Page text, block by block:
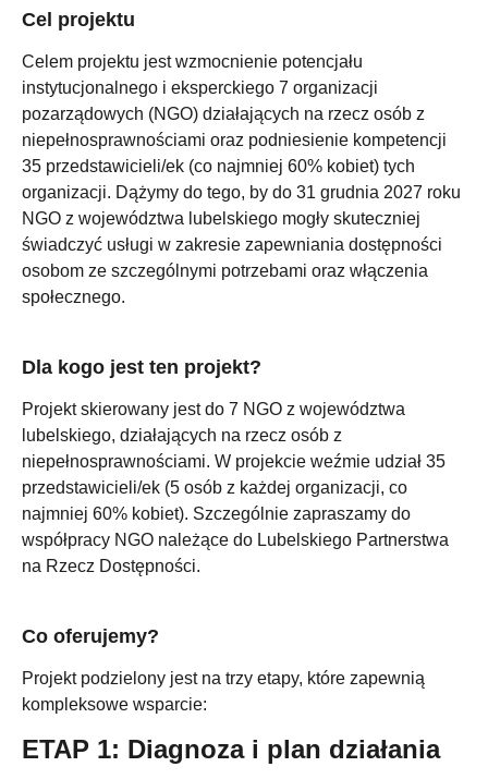
Cel projektu
Celem projektu jest wzmocnienie potencjału
instytucjonalnego i eksperckiego 7 organizacji
pozarządowych (NGO) działających na rzecz osób z
niepełnosprawnościami oraz podniesienie kompetencji
35 przedstawicieli/ek (co najmniej 60% kobiet) tych
organizacji. Dążymy do tego, by do 31 grudnia 2027 roku
NGO z województwa lubelskiego mogły skuteczniej
świadczyć usługi w zakresie zapewniania dostępności
osobom ze szczególnymi potrzebami oraz włączenia
społecznego.
Dla kogo jest ten projekt?
Projekt skierowany jest do 7 NGO z województwa
lubelskiego, działających na rzecz osób z
niepełnosprawnościami. W projekcie weźmie udział 35
przedstawicieli/ek (5 osób z każdej organizacji, co
najmniej 60% kobiet). Szczególnie zapraszamy do
współpracy NGO należące do Lubelskiego Partnerstwa
na Rzecz Dostępności.
Co oferujemy?
Projekt podzielony jest na trzy etapy, które zapewnią
kompleksowe wsparcie:
ETAP 1: Diagnoza i plan działania